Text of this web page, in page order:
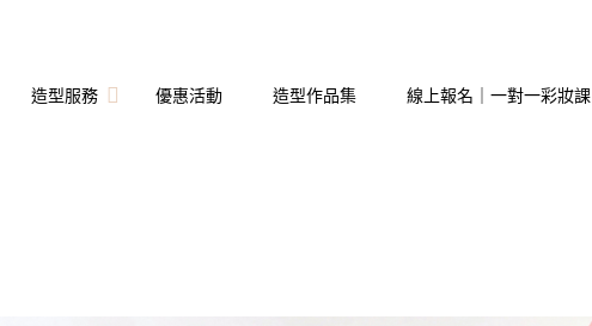
造型服務 優惠活動 造型作品集 線上報名｜一對一彩妝課